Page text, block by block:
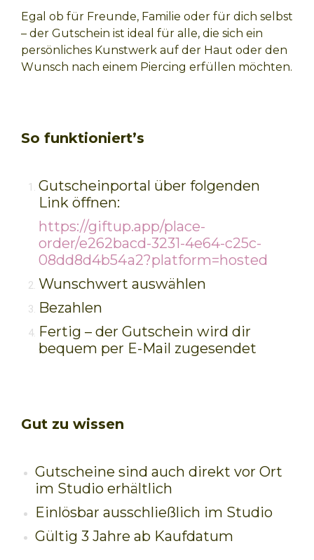
Egal ob für Freunde, Familie oder für dich selbst
– der Gutschein ist ideal für alle, die sich ein
persönliches Kunstwerk auf der Haut oder den
Wunsch nach einem Piercing erfüllen möchten.
So funktioniert’s
Gutscheinportal über folgenden
Link öffnen:
https://giftup.app/place-
order/e262bacd-3231-4e64-c25c-
08dd8d4b54a2?platform=hosted
Wunschwert auswählen
Bezahlen
Fertig – der Gutschein wird dir
bequem per E-Mail zugesendet
Gut zu wissen
Gutscheine sind auch direkt vor Ort
im Studio erhältlich
Einlösbar ausschließlich im Studio
Gültig 3 Jahre ab Kaufdatum